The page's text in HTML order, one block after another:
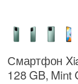
Смартфон
128 GB, Mint